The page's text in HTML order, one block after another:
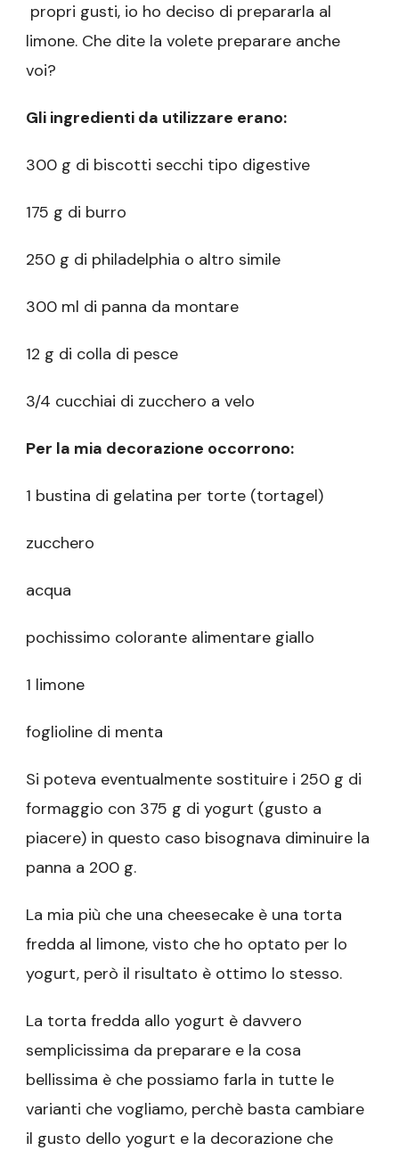
propri gusti, io ho deciso di prepararla al
limone. Che dite la volete preparare anche
voi?
Gli ingredienti da utilizzare erano:
300 g di biscotti secchi tipo digestive
175 g di burro
250 g di philadelphia o altro simile
300 ml di panna da montare
12 g di colla di pesce
3/4 cucchiai di zucchero a velo
Per la mia decorazione occorrono:
1 bustina di gelatina per torte (tortagel)
zucchero
acqua
pochissimo colorante alimentare giallo
1 limone
foglioline di menta
Si poteva eventualmente sostituire i 250 g di
formaggio con 375 g di yogurt (gusto a
piacere) in questo caso bisognava diminuire la
panna a 200 g.
La mia più che una cheesecake è una torta
fredda al limone, visto che ho optato per lo
yogurt, però il risultato è ottimo lo stesso.
La torta fredda allo yogurt è davvero
semplicissima da preparare e la cosa
bellissima è che possiamo farla in tutte le
varianti che vogliamo, perchè basta cambiare
il gusto dello yogurt e la decorazione che